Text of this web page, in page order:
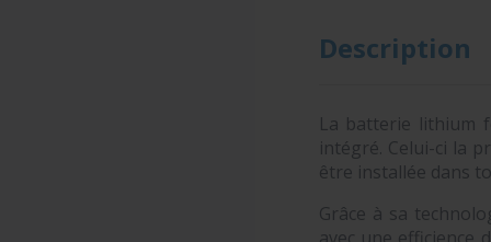
Description
La batterie lithium
intégré. Celui-ci la
être installée dans
Grâce à sa